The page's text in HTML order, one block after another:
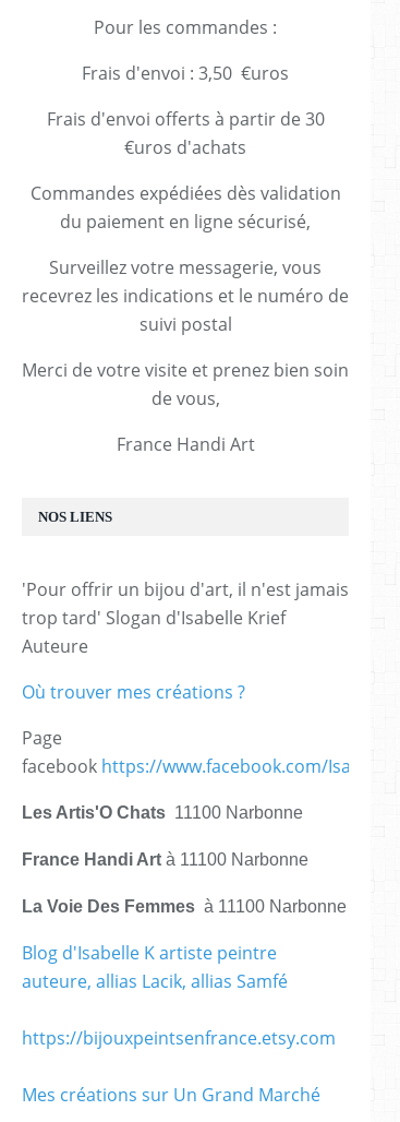
Pour les commandes :
Frais d'envoi : 3,50 €uros
Frais d'envoi offerts à partir de 30
€uros d'achats
Commandes expédiées dès validation
du paiement en ligne sécurisé,
Surveillez votre messagerie, vous
recevrez les indications et le numéro de
suivi postal
Merci de votre visite et prenez bien soin
de vous,
France Handi Art
NOS LIENS
'Pour offrir un bijou d'art, il n'est jamais
trop tard' Slogan d'Isabelle Krief
Auteure
Où trouver mes créations ?
Page
facebook https://www.facebook.com/
Les Artis'O Chats 11100 Narbonne
France Handi Art à 11100 Narbonne
La Voie Des Femmes à 11100 Narbonne
Blog d'Isabelle K artiste peintre
auteure, allias Lacik, allias Samfé
https://bijouxpeintsenfrance.etsy.com
Mes créations sur Un Grand Marché